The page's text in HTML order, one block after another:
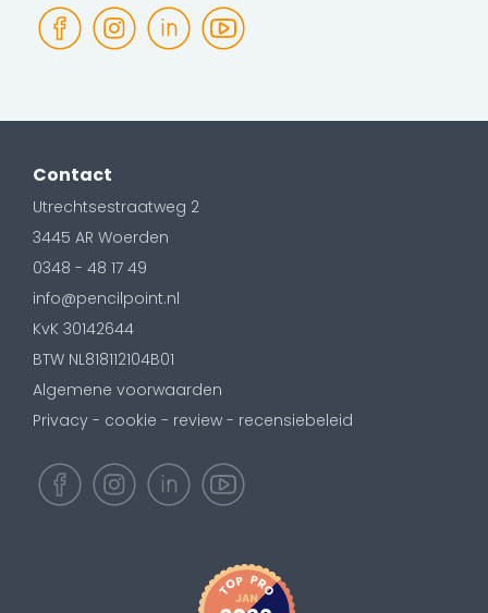
Contact
Utrechtsestraatweg 2
3445 AR Woerden
0348 - 48 17 49
info@pencilpoint.nl
KvK 30142644
BTW NL818112104B01
Algemene voorwaarden
Privacy - cookie - review - recensiebeleid